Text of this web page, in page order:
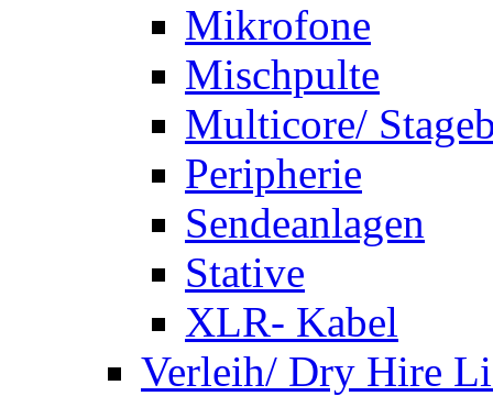
Mikrofone
Mischpulte
Multicore/
Peripherie
Sendeanlagen
Stative
XLR- Kabel
Verleih/ Dry Hire